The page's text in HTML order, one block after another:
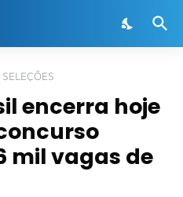
encerra hoje
mil vagas de